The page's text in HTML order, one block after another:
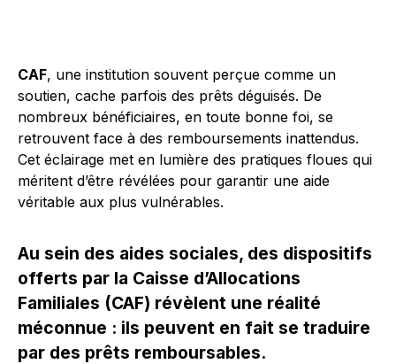
CAF, une institution souvent perçue comme un
soutien, cache parfois des prêts déguisés. De
nombreux bénéficiaires, en toute bonne foi, se
retrouvent face à des remboursements inattendus.
Cet éclairage met en lumière des pratiques floues qui
méritent d’être révélées pour garantir une aide
véritable aux plus vulnérables.
Au sein des aides sociales, des dispositifs
offerts par la Caisse d’Allocations
Familiales (CAF) révèlent une réalité
méconnue : ils peuvent en fait se traduire
par des prêts remboursables.